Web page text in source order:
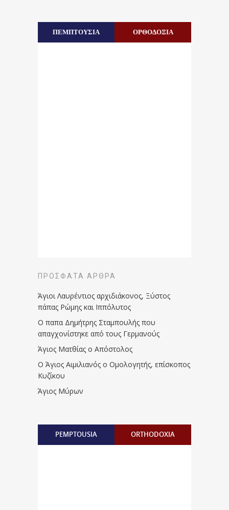
ΠΕΜΠΤΟΥΣΙΑ ΟΡΘΟΔΟΞΙΑ
ΠΡΌΣΦΑΤΑ ΆΡΘΡΑ
Άγιοι Λαυρέντιος αρχιδιάκονος, Ξύστος
πάπας Ρώμης και Ιππόλυτος
Ο παπα Δημήτρης Σταμπουλής που
απαγχονίστηκε από τους Γερμανούς
Άγιος Ματθίας ο Απόστολος
Ο Άγιος Αιμιλιανός ο Ομολογητής, επίσκοπος
Κυζίκου
Άγιος Μύρων
PEMPTOUSIA ORTHODOXIA